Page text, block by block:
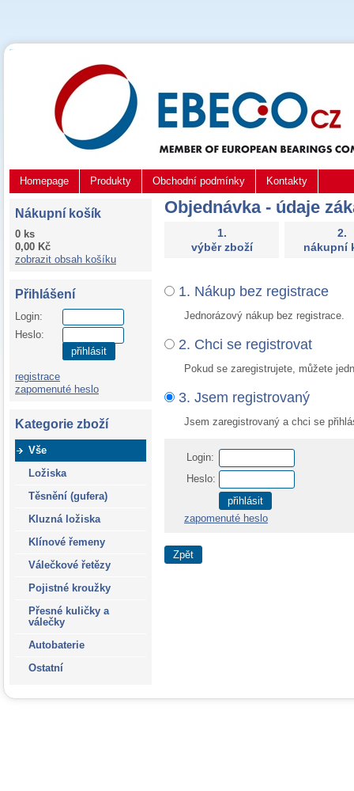
Homepage Produkty Obchodní podmínky Kontakty
Nákupní košík
0 ks
0,00 Kč
zobrazit obsah košíku
Přihlášení
Login:
Heslo:
přihlásit
registrace
zapomenuté heslo
Kategorie zboží
Vše
Ložiska
Těsnění (gufera)
Kluzná ložiska
Klínové řemeny
Válečkové řetězy
Pojistné kroužky
Přesné kuličky a
válečky
Autobaterie
Ostatní
Objednávka - údaje
1.
výběr zboží
2.
nákupní
1. Nákup bez registrace
Jednorázový nákup bez registrace.
2. Chci se registrovat
Pokud se zaregistrujete, můžete
3. Jsem registrovaný
Jsem zaregistrovaný a chci se
Login:
Heslo:
zapomenuté heslo